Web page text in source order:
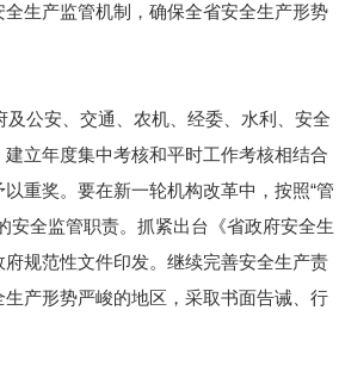
生产监管机制，确保全省安全生产形势
及公安、交通、农机、经委、水利、安全
立年度集中考核和平时工作考核相结合
重奖。要在新一轮机构改革中，按照“管
安全监管职责。抓紧出台《省政府安全生
规范性文件印发。继续完善安全生产责
产形势严峻的地区，采取书面告诫、行